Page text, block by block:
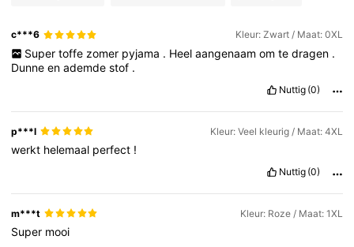
c***6 Kleur: Zwart / Maat: 0XL
Super toffe zomer pyjama . Heel aangenaam om te dragen .
Dunneenademdestof .
Nuttig (0)
p***l Kleur: Veel kleurig / Maat: 4XL
werkt helemaal perfect !
Nuttig (0)
m***t Kleur: Roze / Maat: 1XL
Super mooi